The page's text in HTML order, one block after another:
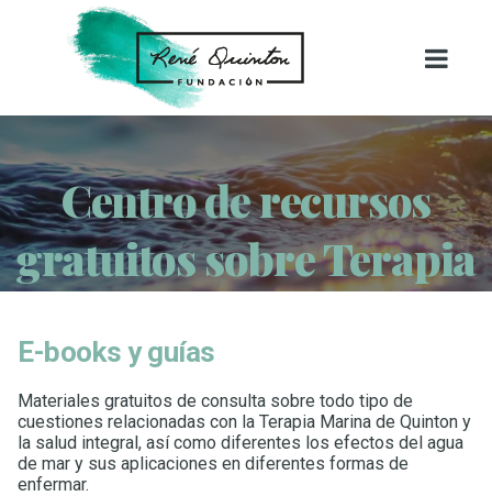
Centro de recursos
gratuitos sobre Terapia
Recursos gratuitos para profesionales de la salud
sobre la Terapia Marina de Quinton: e-books y guías,
infografías y vídeos..
E-books y guías
Materiales gratuitos de consulta sobre todo tipo de
cuestiones relacionadas con la Terapia Marina de Quinton y
la salud integral, así como diferentes los efectos del agua
de mar y sus aplicaciones en diferentes formas de
enfermar.